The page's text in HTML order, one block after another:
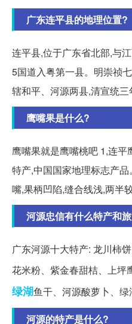
广东连平县的地理位置?
连平县,位于广东省北部,与
5国道入粤第一县。明崇祯
辖和平、河源两县,清宣统三
鹰嘴果是什么?
鹰嘴果就是鹰嘴桃吧 1,连
特产,中国国家地理标志产
嘴,果柄凹陷,缝合线浅,两半
河源忠信有什么特产和
广东河源十大特产: 龙川柿
花米粉、紫金春甜桔、上坪
绿湖鱼干、河源酸萝卜、绿
河源的特产是什么?